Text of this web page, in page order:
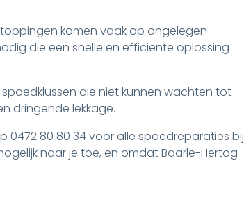
komen vaak op ongelegen
die een snelle en efficiënte oplossing
die niet kunnen wachten tot
dringende lekkage.
0472 80 80 34 voor alle spoedreparaties bij
naar je toe, en omdat Baarle-Hertog